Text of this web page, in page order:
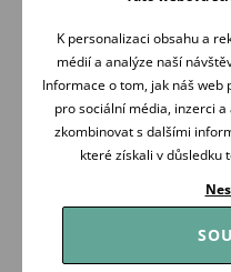
BabyOno Pletená dětská deka
RŮŽOVÁ
Koupit
K personalizaci obsahu a
médií a analýze naší
Informace o tom, jak náš web
pro sociální média, inzerci
zkombinovat s dalšími
které získali v důsledku